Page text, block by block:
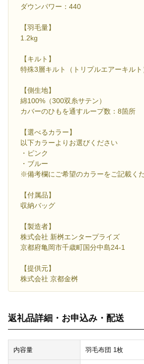
ダウンパワー：440
【羽毛量】
1.2kg
【キルト】
特殊3層キルト（トリプルエアーキルト
【側生地】
綿100%（300双糸サテン）
カバーのひもを通すループ数：8箇所
【選べるカラー】
以下カラーよりお選びください
・ピンク
・ブルー
※備考欄にご希望のカラーをご記載く
【付属品】
収納バッグ
【製造者】
株式会社 新桝エンタープライズ
京都府亀岡市千歳町国分中島24-1
【提供元】
株式会社 京都金桝
返礼品詳細・お申込み・配送
内容量 羽毛布団 1枚